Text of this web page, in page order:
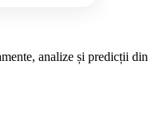
analize și predicții din